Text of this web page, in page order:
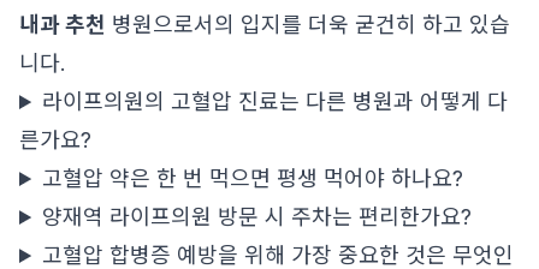
내과 추천 병원으로서의 입지를 더욱 굳건히 하고 있습
니다.
라이프의원의 고혈압 진료는 다른 병원과 어떻게 다
른가요?
고혈압 약은 한 번 먹으면 평생 먹어야 하나요?
양재역 라이프의원 방문 시 주차는 편리한가요?
고혈압 합병증 예방을 위해 가장 중요한 것은 무엇인